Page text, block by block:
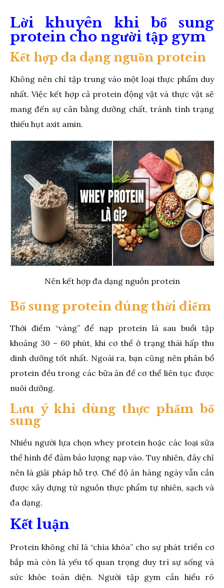
Lời khuyên khi bổ sung
protein cho người tập gym
Kết hợp đa dạng nguồn protein
Không nên chỉ tập trung vào một loại thực phẩm duy
nhất. Việc kết hợp cả protein động vật và thực vật sẽ
mang đến sự cân bằng dưỡng chất, tránh tình trạng
thiếu hụt axit amin.
Nên kết hợp đa dạng nguồn protein
Bổ sung protein đúng thời điểm
Thời điểm “vàng” để nạp protein là sau buổi tập
khoảng 30 – 60 phút, khi cơ thể ở trạng thái hấp thu
dinh dưỡng tốt nhất. Ngoài ra, bạn cũng nên phân bổ
protein đều trong các bữa ăn để cơ thể liên tục được
nuôi dưỡng.
Lưu ý khi dùng thực phẩm bổ
sung
Nhiều người lựa chọn whey protein hoặc các loại sữa
thể hình để đảm bảo lượng nạp vào. Tuy nhiên, đây chỉ
nên là giải pháp hỗ trợ. Chế độ ăn hàng ngày vẫn cần
được xây dựng từ nguồn thực phẩm tự nhiên, sạch và
đa dạng.
Kết luận
Protein không chỉ là “chìa khóa” cho sự phát triển cơ
bắp mà còn là yếu tố quan trọng duy trì sự sống và
sức khỏe toàn diện. Người tập gym cần hiểu rõ